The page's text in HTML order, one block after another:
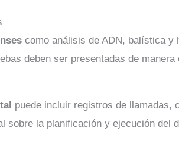
como análisis de ADN, balística y
deben ser presentadas de manera
puede incluir registros de llamadas,
sobre la planificación y ejecución del